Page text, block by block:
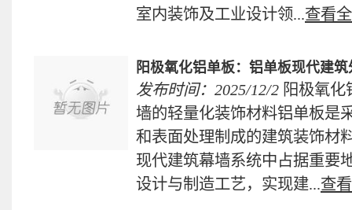
室内装饰及工业设计领...查看
阳极氧化铝单板：铝单板现代建
发布时间：2025/12/2 阳极氧化
墙的轻量化装饰材料铝单板是
和表面处理制成的建筑装饰材
现代建筑幕墙系统中占据重要
设计与制造工艺，实现建...查